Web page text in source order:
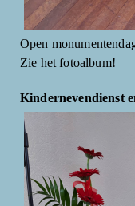
Open
Zie het fotoalbum!
Kindernevendienst